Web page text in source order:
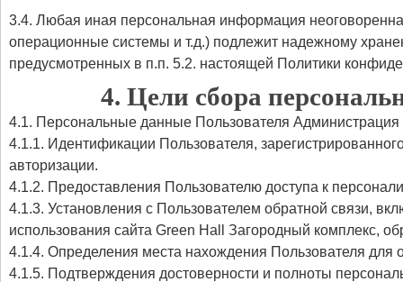
3.4. Любая иная персональная информация
операционные системы и т.д.) подлежит надежному
предусмотренных в п.п. 5.2. настоящей Политики
4. Цели сбора
4.1. Персональные данные Пользователя Администрация
4.1.1. Идентификации Пользователя,
авторизации.
4.1.2. Предоставления Пользователю доступа к
4.1.3. Установления с Пользователем обратной связи,
использования сайта Green Hall Загородный комплекс,
4.1.4. Определения места нахождения Пользователя
4.1.5. Подтверждения достоверности и полноты